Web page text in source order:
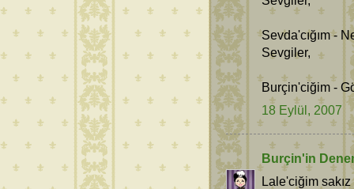
Sevda'cığım -
Sevgiler,
Burçin'ciğim -
18 Eylül, 2007
Burçin'in
Lale'ciğim